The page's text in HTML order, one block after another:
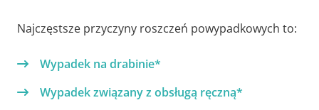
Najczęstsze przyczyny roszczeń powypadkowych to:
Wypadek na drabinie*
Wypadek związany z obsługą ręczną*